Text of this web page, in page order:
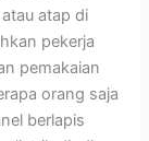
atap di
pekerja
pemakaian
orang saja
berlapis